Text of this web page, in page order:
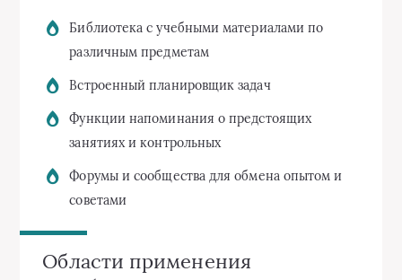
Библиотека с учебными материалами по
различным предметам
Встроенный планировщик задач
Функции напоминания о предстоящих
занятиях и контрольных
Форумы и сообщества для обмена опытом и
советами
Области применения